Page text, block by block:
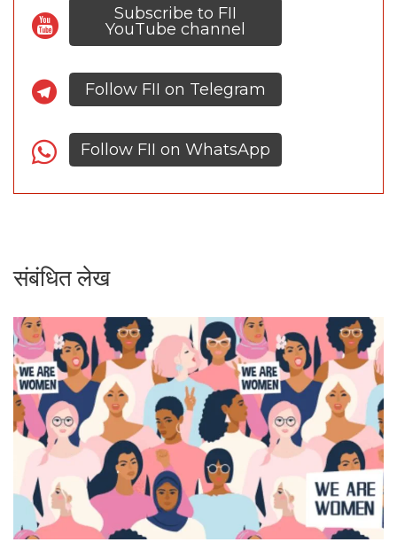
Subscribe to FII
YouTube channel
Follow FII on Telegram
Follow FII on WhatsApp
संबंधित लेख